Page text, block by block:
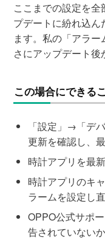
ここまでの設定を
プデートに紛れ込ん
ます。私の「アラ
さにアップデート後
この場合にできる
「設定」→「デ
更新を確認し、
時計アプリを最
時計アプリのキ
ラームを設定し
OPPO公式サポ
告されていない